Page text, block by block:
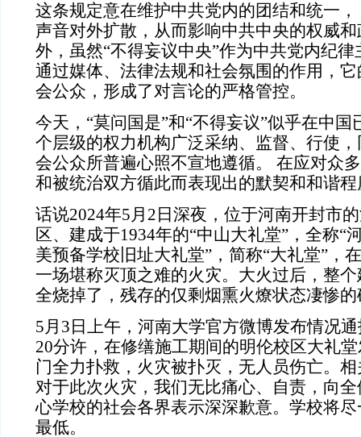
这条规定意在维护中共党内的团结和统一
声音对外扩散，从而影响中共中央的权威
外，虽然“不得妄议中央”作为中共党内纪
通过媒体、法律法规和社会氛围的作用，
会公众，形成了对言论的严格管控。
今天，“莫问国是”和“不得妄议”似乎在中
个层级的权力机构广泛采纳、监督、行使
会公众所普遍心照不宣地遵循。 在应对众
和被统治双方循此而表现出的默契和和谐
话说2024年5月2日深夜，位于河南开封市
区、建成于1934年的“中山大礼堂”，全称“
美预备学校旧址大礼堂”，简称“大礼堂”，
一场堪称灭顶之难的火灾。大火过后，整
全烧掉了，残存的仅剩烟熏火燎状态凄惨
5月3日上午，河南大学官方微博发布情况
20分许，在修缮施工期间的明伦校区大礼
门全力扑救，火灾被扑灭，无人员伤亡。
对于此次火灾，我们无比痛心、自责，向
心学校的社会各界表示深深歉意。学校将
最低。